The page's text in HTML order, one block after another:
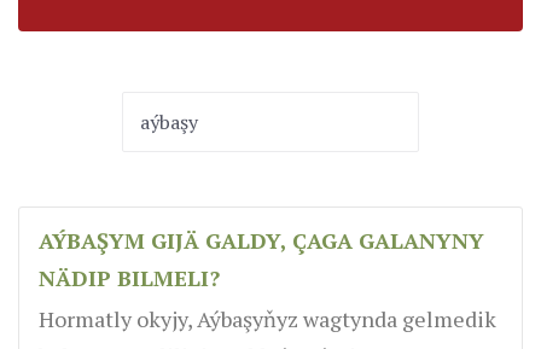
AÝBAŞYM GIJÄ GALDY, ÇAGA GALANYNY
NÄDIP BILMELI?
Hormatly okyjy, Aýbaşyňyz wagtynda gelmedik